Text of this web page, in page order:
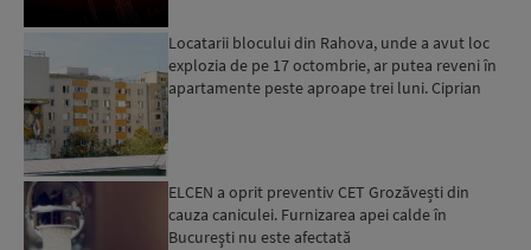
Locatarii blocului din Rahova, unde a avut loc
explozia de pe 17 octombrie, ar putea reveni în
apartamente peste aproape trei luni. Ciprian
ELCEN a oprit preventiv CET Grozăvești din
cauza caniculei. Furnizarea apei calde în
Bucureşti nu este afectată